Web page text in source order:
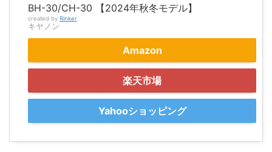
BH-30/CH-30 【2024年秋冬モデル】
created by Rinker
キヤノン
Amazon
楽天市場
Yahooショッピング